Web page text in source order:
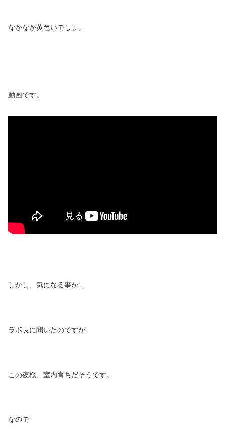
なかなか黄色いでしょ。
動画です。
しかし、気になる事が…
ラボ長に聞いたのですが
この夜桜、室内育ちだそうです。
なので